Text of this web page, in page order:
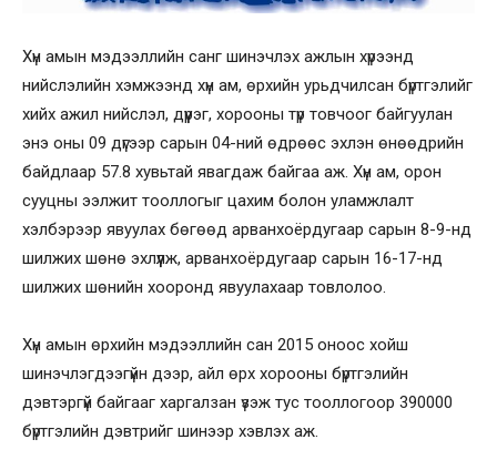
Хүн амын мэдээллийн санг шинэчлэх ажлын хүрээнд
нийслэлийн хэмжээнд хүн ам, өрхийн урьдчилсан бүртгэлийг
хийх ажил нийслэл, дүүрэг, хорооны түр товчоог байгуулан
энэ оны 09 дүгээр сарын 04-ний өдрөөс эхлэн өнөөдрийн
байдлаар 57.8 хувьтай явагдаж байгаа аж. Хүн ам, орон
сууцны ээлжит тооллогыг цахим болон уламжлалт
хэлбэрээр явуулах бөгөөд арванхоёрдугаар сарын 8-9-нд
шилжих шөнө эхлүүлж, арванхоёрдугаар сарын 16-17-нд
шилжих шөнийн хооронд явуулахаар товлолоо.
Хүн амын өрхийн мэдээллийн сан 2015 оноос хойш
шинэчлэгдээгүйн дээр, айл өрх хорооны бүртгэлийн
дэвтэргүй байгааг харгалзан үзэж тус тооллогоор 390000
бүртгэлийн дэвтрийг шинээр хэвлэх аж.